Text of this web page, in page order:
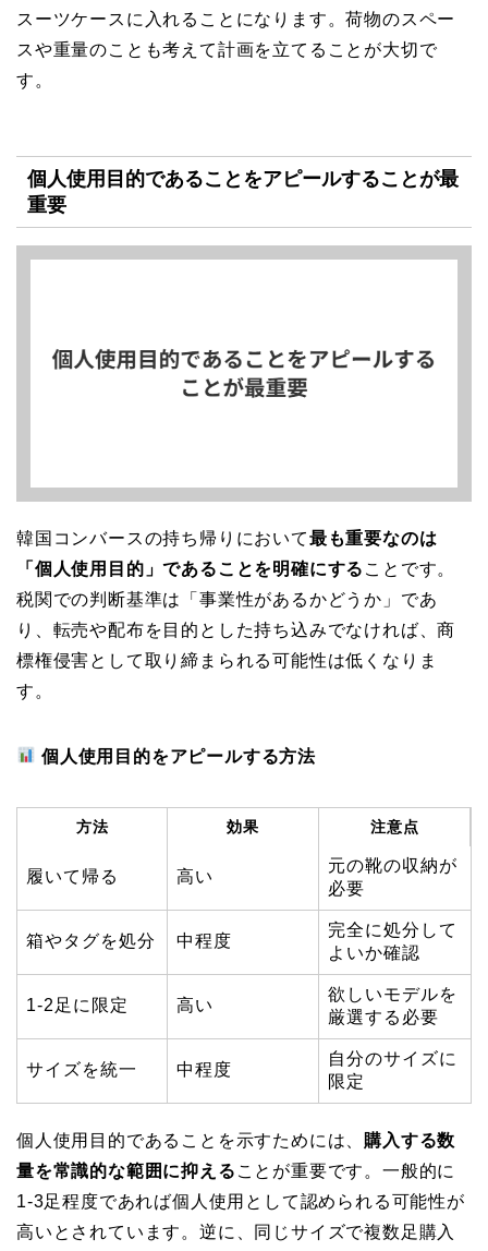
スーツケースに入れることになります。荷物のスペー
スや重量のことも考えて計画を立てることが大切で
す。
個人使用目的であることをアピールすることが最
重要
韓国コンバースの持ち帰りにおいて最も重要なのは
「個人使用目的」であることを明確にする ことです。
税関での判断基準は「事業性があるかどうか」であ
り、転売や配布を目的とした持ち込みでなければ、商
標権侵害として取り締まられる可能性は低くなりま
す。
個人使用目的をアピールする方法
方法 効果 注意点
履いて帰る 高い
元の靴の収納が
必要
箱やタグを処分 中程度
完全に処分して
よいか確認
1-2足に限定 高い
欲しいモデルを
厳選する必要
サイズを統一 中程度
自分のサイズに
限定
個人使用目的であることを示すためには、 購入する数
量を常識的な範囲に抑える ことが重要です。一般的に
1-3足程度であれば個人使用として認められる可能性が
高いとされています。逆に、同じサイズで複数足購入